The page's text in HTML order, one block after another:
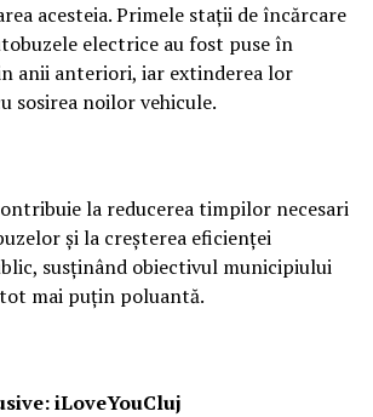
acesteia. Primele stații de încărcare
electrice au fost puse în
anii anteriori, iar extinderea lor
sosirea noilor vehicule.
la reducerea timpilor necesari
și la creșterea eficienței
susținând obiectivul municipiului
mai puțin poluantă.
iLoveYouCluj